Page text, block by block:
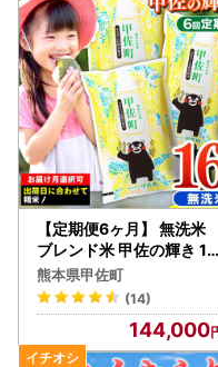
【定期便6ヶ月】 無洗米
ブレンド米 甲佐の輝き 16
kg 訳あり 令和7年産 【価
格改定ZP】
熊本県甲佐町
(14)
144,000